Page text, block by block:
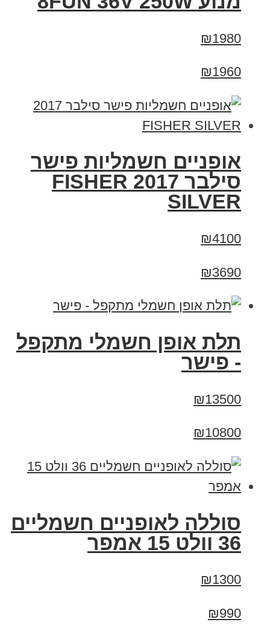
₪1980
₪1960
אופניים חשמליות פישר
סילבר 2017 FISHER
SILVER
₪4100
₪3690
תלת אופן חשמלי מתקפל
- פישר
₪13500
₪10800
סוללה לאופניים חשמליים
36 וולט 15 אמפר
₪1300
₪990